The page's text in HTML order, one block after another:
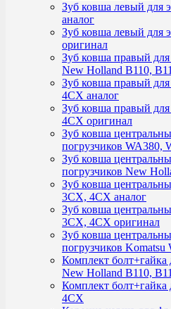
Зуб ковша левый для
аналог
Зуб ковша левый для
оригинал
Зуб ковша правый для
New Holland B110,
Зуб ковша правый
4CX аналог
Зуб ковша правый
4CX оригинал
Зуб ковша
погрузчиков WA380,
Зуб ковша
погрузчиков New
Зуб ковша
3CX, 4CX аналог
Зуб ковша
3CX, 4CX оригинал
Зуб ковша
погрузчиков
Комплект болт+гайка
New Holland B110,
Комплект болт+гайка
4CX